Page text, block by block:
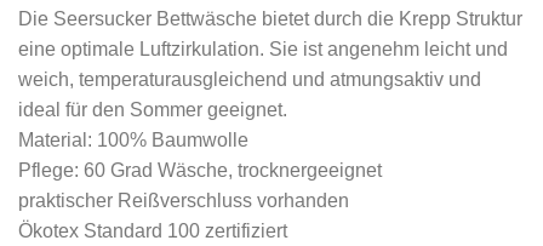
Die Seersucker Bettwäsche bietet durch die Krepp Struktur
eine optimale Luftzirkulation. Sie ist angenehm leicht und
weich, temperaturausgleichend und atmungsaktiv und
ideal für den Sommer geeignet.
Material: 100% Baumwolle
Pflege: 60 Grad Wäsche, trocknergeeignet
praktischer Reißverschluss vorhanden
Ökotex Standard 100 zertifiziert